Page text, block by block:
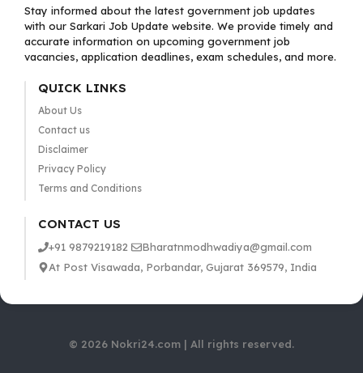
Stay informed about the latest government job updates
with our Sarkari Job Update website. We provide timely and
accurate information on upcoming government job
vacancies, application deadlines, exam schedules, and more.
QUICK LINKS
About Us
Contact us
Disclaimer
Privacy Policy
Terms and Conditions
CONTACT US
+91 9879219182
Bharatnmodhwadiya@gmail.com
At Post Visawada, Porbandar, Gujarat 369579, India
© 2026 Nokri24.com | All rights reserved.